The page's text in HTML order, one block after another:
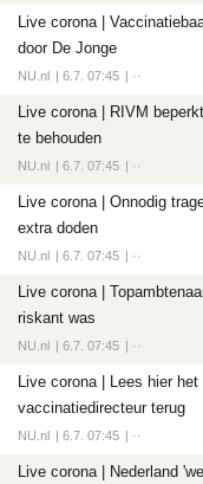
Software
Live corona |
door De Jonge
NU.nl 6.7. 07:45 ··
Live corona | RIVM
te behouden
NU.nl 6.7. 07:45 ··
Live corona | Onnodig
extra doden
NU.nl 6.7. 07:45 ··
Live corona |
riskant was
NU.nl 6.7. 07:45 ··
Live corona | Lees hier
vaccinatiedirecteur terug
NU.nl 6.7. 07:45 ··
Live corona | Nederland